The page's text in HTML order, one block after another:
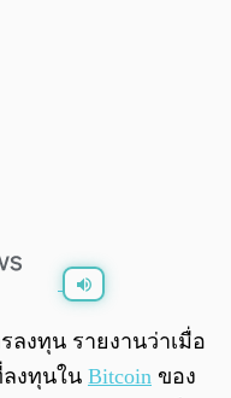
0:00
ลงทุน รายงานว่าเมื่อ
ลงทุนใน Bitcoin ของ